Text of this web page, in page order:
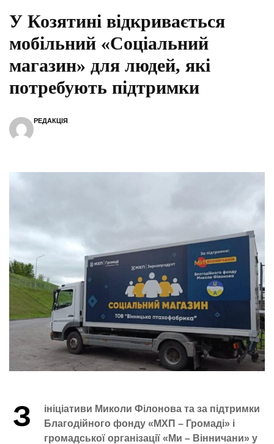
У Козятині відкривається
мобільний «Соціальний
магазин» для людей, які
потребують підтримки
РЕДАКЦІЯ
З
ініціативи Миколи Філонова та за підтримки
Благодійного фонду «МХП – Громаді» і
громадської організації «Ми – Вінничани» у